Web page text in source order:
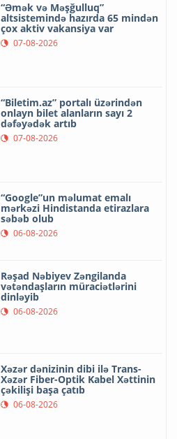
“Əmək və Məşğulluq”
altsistemində hazırda 65 mindən
çox aktiv vakansiya var
07-08-2026
“Biletim.az” portalı üzərindən
onlayn bilet alanların sayı 2
dəfəyədək artıb
07-08-2026
“Google”un məlumat emalı
mərkəzi Hindistanda etirazlara
səbəb olub
06-08-2026
Rəşad Nəbiyev Zəngilanda
vətəndaşların müraciətlərini
dinləyib
06-08-2026
Xəzər dənizinin dibi ilə Trans-
Xəzər Fiber-Optik Kabel Xəttinin
çəkilişi başa çatıb
06-08-2026